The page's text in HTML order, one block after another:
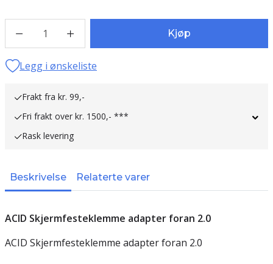
1 Kjøp
Legg i ønskeliste
Frakt fra kr. 99,-
Fri frakt over kr. 1500,- ***
Rask levering
Beskrivelse Relaterte varer
ACID Skjermfesteklemme adapter foran 2.0
ACID Skjermfesteklemme adapter foran 2.0